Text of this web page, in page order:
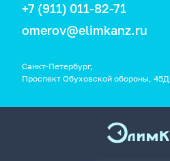
+7 (911) 011-82-71
omerov@elimkanz.ru
Санкт-Петербург,
Проспект Обуховской обороны, 45Д